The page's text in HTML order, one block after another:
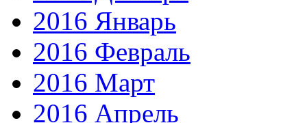
2016 Январь
2016 Февраль
2016 Март
2016 Апрель